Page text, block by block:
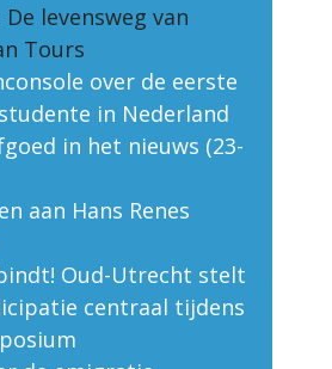
levensweg van
Tours
over de eerste
in Nederland
in het nieuws (23-
aan Hans Renes
Oud-Utrecht stelt
centraal tijdens